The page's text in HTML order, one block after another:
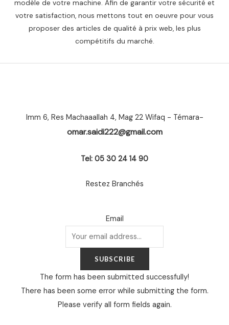
modèle de votre machine. Afin de garantir votre sécurité et
votre satisfaction, nous mettons tout en oeuvre pour vous
proposer des articles de qualité à prix web, les plus
compétitifs du marché.
Imm 6, Res Machaaallah 4, Mag 22 Wifaq - Témara-
omar.saidi222@gmail.com
Tel: 05 30 24 14 90
Restez Branchés
Email
SUBSCRIBE
The form has been submitted successfully!
There has been some error while submitting the form.
Please verify all form fields again.